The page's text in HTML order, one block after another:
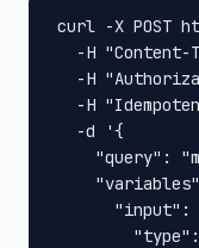
curl -X POST
-H "Content-
-H
-H
  -d '{
"query":
"input":